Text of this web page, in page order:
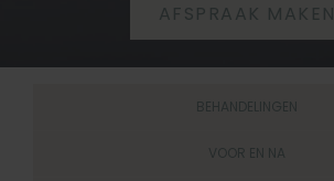
AFSPRAAK MAKEN
BEHANDELINGEN
VOOR EN NA